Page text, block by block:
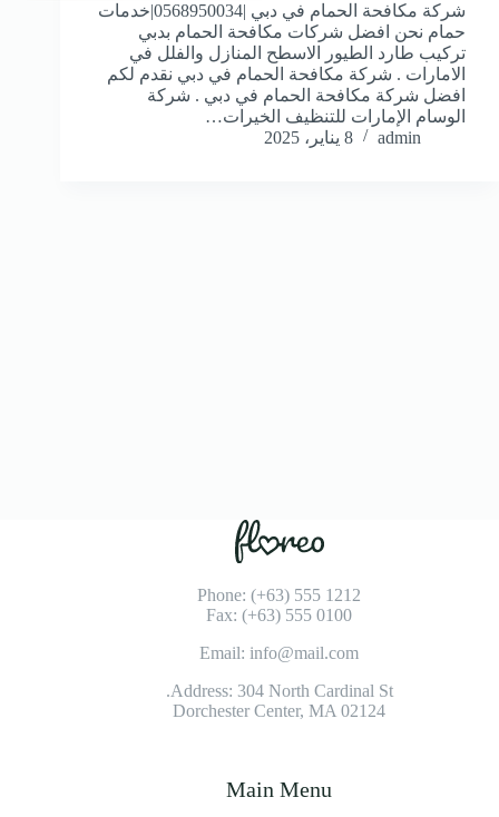
شركة مكافحة الحمام في دبي |0568950034|خدمات
حمام نحن افضل شركات مكافحة الحمام بدبي
تركيب طارد الطيور الاسطح المنازل والفلل في
الامارات . شركة مكافحة الحمام في دبي نقدم لكم
افضل شركة مكافحة الحمام في دبي . شركة
الوسام الإمارات للتنظيف الخيرات…
admin
8 يناير، 2025
Phone: (+63) 555 1212
Fax: (+63) 555 0100
Email: info@mail.com
Address: 304 North Cardinal St.
Dorchester Center, MA 02124
Main Menu